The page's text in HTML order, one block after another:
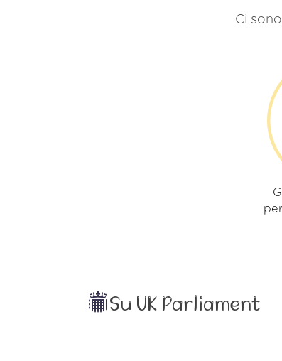
Ci
Su UK Parliament